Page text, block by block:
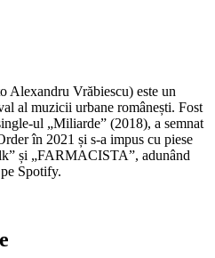
Alexandru Vrăbiescu) este un
al muzicii urbane românești. Fost
ul „Miliarde” (2018), a semnat
în 2021 și s-a impus cu piese
și „FARMACISTA”, adunând
Spotify.